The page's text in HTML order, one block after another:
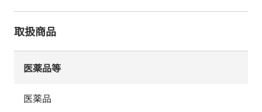
取扱商品
医薬品等
医薬品